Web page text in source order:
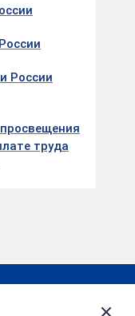
России
труда